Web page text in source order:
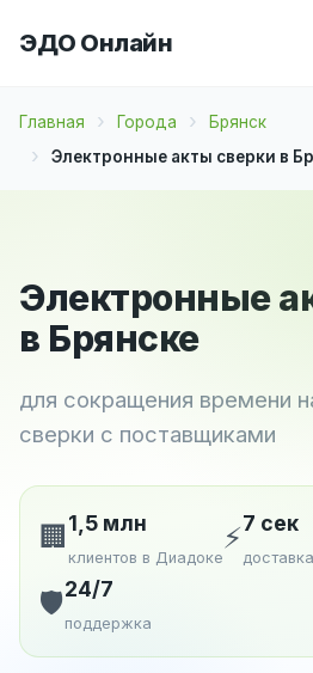
ЭДО Онлайн
Главная Города
Брянск
Электронные акты сверки в
Электронные
в Брянске
для сокращения времени
сверки с поставщиками
🏢 1,5 млн
клиентов в Диадоке
⚡7 сек
🛡️24/7
поддержка